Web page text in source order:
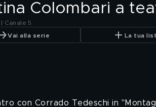
Colombari a
| Canale 5
Vai alla serie La tua
con Corrado Tedeschi in